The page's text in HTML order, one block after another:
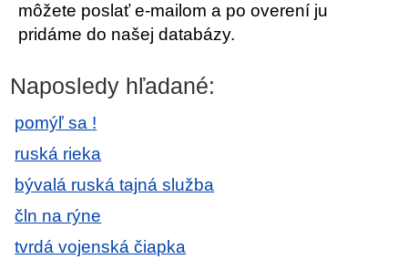
môžete poslať e-mailom a po overení ju
pridáme do našej databázy.
Naposledy hľadané:
pomýľ sa !
ruská rieka
bývalá ruská tajná služba
čln na rýne
tvrdá vojenská čiapka